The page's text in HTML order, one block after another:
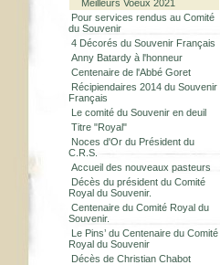
Meilleurs Voeux 2021
Pour services rendus au Comité
du Souvenir
4 Décorés du Souvenir Français
Anny Batardy à l'honneur
Centenaire de l'Abbé Goret
Récipiendaires 2014 du Souvenir
Français
Le comité du Souvenir en deuil
Titre "Royal"
Noces d'Or du Président du
C.R.S.
Accueil des nouveaux pasteurs
Décès du président du Comité
Royal du Souvenir.
Centenaire du Comité Royal du
Souvenir.
Le Pins’ du Centenaire du Comité
Royal du Souvenir
Décès de Christian Chabot